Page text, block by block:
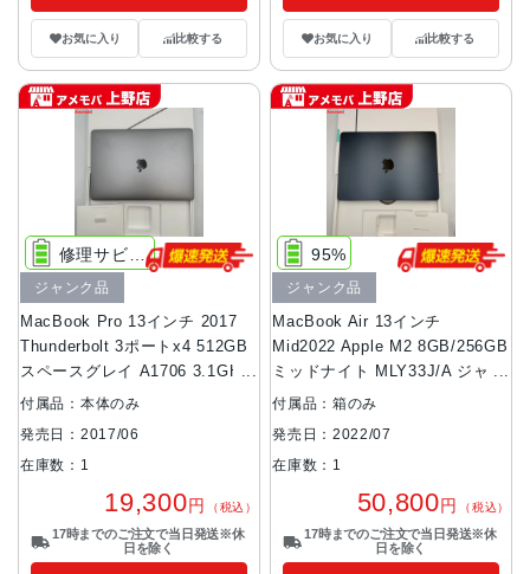
お気に入り 比較する お気に入り 比較する
MacBook Pro 13インチ 2017
Thunderbolt 3ポートx4 512GB
スペースグレイ A1706 3.1GHz
Corei5 ジャンク品
修理サビス推奨
ジャンク品
付属品：本体のみ
発売日：2017/06
在庫数：1
19,300円 （税込）
17時までのご注文で当日発送※休
日を除く
MacBook Air 13インチ
Mid2022 Apple M2 8GB/256GB
ミッドナイト MLY33J/A ジャン
ク品
95%
ジャンク品
付属品：箱のみ
発売日：2022/07
在庫数：1
50,800円 （税込）
17時までのご注文で当日発送※休
日を除く